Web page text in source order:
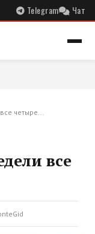
Telegram Чат
четыре...
все